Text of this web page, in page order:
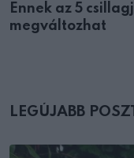
Ennek az 5
megváltozhat
LEGÚJABB